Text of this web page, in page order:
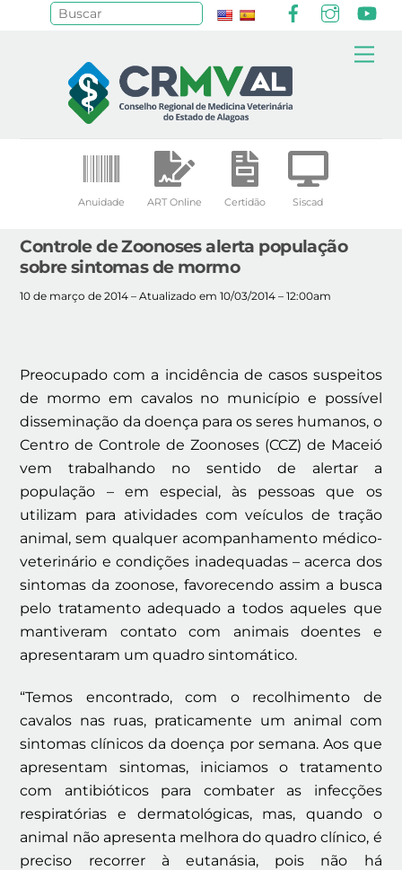
Anuidade ART Online Certidão Siscad
Controle de Zoonoses alerta população
sobre sintomas de mormo
10 de março de 2014 – Atualizado em 10/03/2014 – 12:00am
Preocupado com a incidência de casos suspeitos
de mormo em cavalos no município e possível
disseminação da doença para os seres humanos, o
Centro de Controle de Zoonoses (CCZ) de Maceió
vem trabalhando no sentido de alertar a
população – em especial, às pessoas que os
utilizam para atividades com veículos de tração
animal, sem qualquer acompanhamento médico-
veterinário e condições inadequadas – acerca dos
sintomas da zoonose, favorecendo assim a busca
pelo tratamento adequado a todos aqueles que
mantiveram contato com animais doentes e
apresentaram um quadro sintomático.
“Temos encontrado, com o recolhimento de
cavalos nas ruas, praticamente um animal com
sintomas clínicos da doença por semana. Aos que
apresentam sintomas, iniciamos o tratamento
com antibióticos para combater as infecções
respiratórias e dermatológicas, mas, quando o
animal não apresenta melhora do quadro clínico, é
preciso recorrer à eutanásia, pois não há